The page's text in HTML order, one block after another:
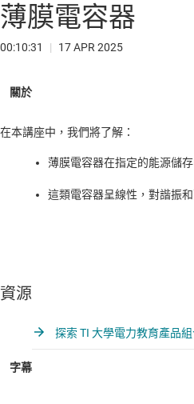
薄膜電容器
00:10:31 | 17 APR 2025
在本講座中，我們將了解：
薄膜電容器在指定的能源儲
這類電容器呈線性，對諧振
資源
探索 TI 大學電力教育產品